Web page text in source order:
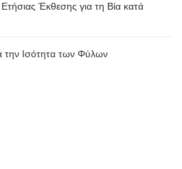
Έκθεσης για τη Βία κατά
την Ισότητα των Φύλων